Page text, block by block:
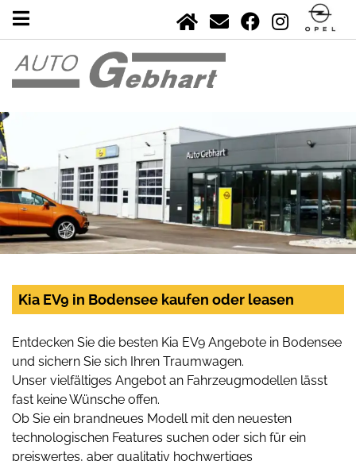
Kia EV9 in Bodensee kaufen oder leasen
Entdecken Sie die besten Kia EV9 Angebote in Bodensee
und sichern Sie sich Ihren Traumwagen.
Unser vielfältiges Angebot an Fahrzeugmodellen lässt
fast keine Wünsche offen.
Ob Sie ein brandneues Modell mit den neuesten
technologischen Features suchen oder sich für ein
preiswertes, aber qualitativ hochwertiges